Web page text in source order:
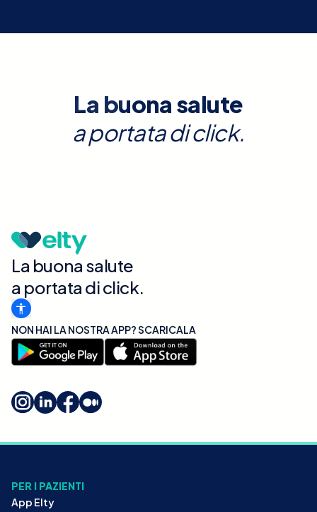
La buona salute
a portata di click.
La buona salute
a portata di click.
NON HAI LA NOSTRA APP? SCARICALA
PER I PAZIENTI
App Elty